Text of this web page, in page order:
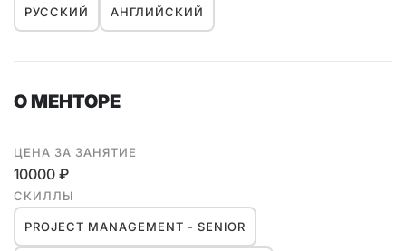
РУССКИЙ АНГЛИЙСКИЙ
О МЕНТОРЕ
ЦЕНА ЗА ЗАНЯТИЕ
10000 ₽
СКИЛЛЫ
PROJECT MANAGEMENT - SENIOR